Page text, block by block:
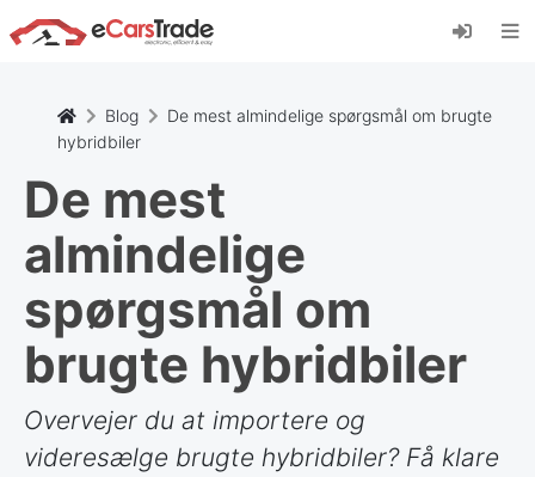
Installer eCarsTrade-webappen, føj den til din
startskærm, og modtag øjeblikkelige
Installer
Annuller
Blog
De mest almindelige spørgsmål om brugte
hybridbiler
De mest
almindelige
spørgsmål om
brugte hybridbiler
Overvejer du at importere og
videresælge brugte hybridbiler? Få klare